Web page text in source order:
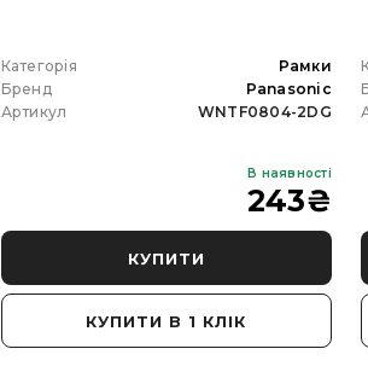
Категорія
Рамки
Бренд
Panasonic
Артикул
WNTF0804-2DG
В наявності
243₴
КУПИТИ
КУПИТИ В 1 КЛІК